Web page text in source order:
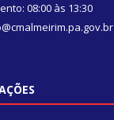
08:00 às 13:30